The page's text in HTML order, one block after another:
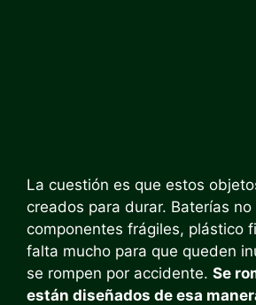
La cuestión es que estos
creados para durar. Baterías
componentes frágiles, plástico
falta mucho para que queden
se rompen por accidente. Se
están diseñados de esa